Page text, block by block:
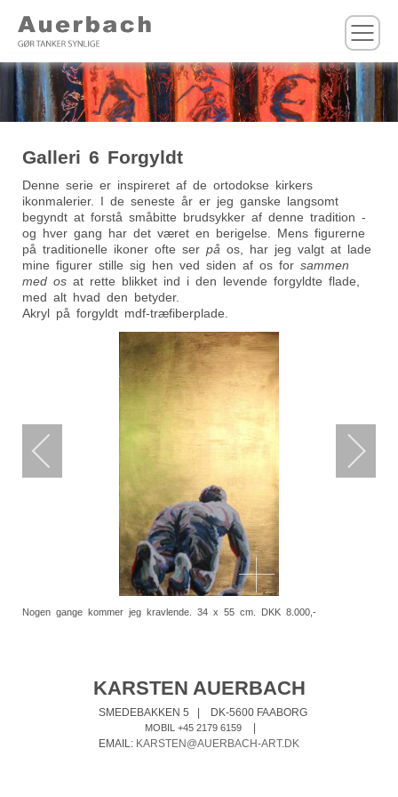
Galleri 6 Forgyldt
Denne serie er inspireret af de ortodokse kirkers
ikonmalerier. I de seneste år er jeg ganske langsomt
begyndt at forstå småbitte brudsykker af denne tradition -
og hver gang har det været en berigelse. Mens figurerne
på traditionelle ikoner ofte ser på os, har jeg valgt at lade
mine figurer stille sig hen ved siden af os for sammen
med os at rette blikket ind i den levende forgyldte flade,
med alt hvad den betyder.
Akryl på forgyldt mdf-træfiberplade.
Nogen gange kommer jeg kravlende. 34 x 55 cm. DKK 8.000,-
KARSTEN AUERBACH
SMEDEBAKKEN 5 | DK-5600 FAABORG
MOBIL +45 2179 6159
|
EMAIL: KARSTEN@AUERBACH-ART.DK